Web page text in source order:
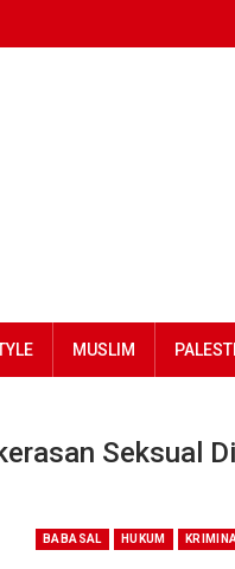
MUSLIM
Seksual Di
BABASAL HUKUM